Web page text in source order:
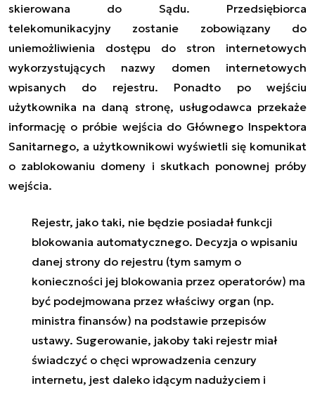
skierowana do Sądu. Przedsiębiorca
telekomunikacyjny zostanie zobowiązany do
uniemożliwienia dostępu do stron internetowych
wykorzystujących nazwy domen internetowych
wpisanych do rejestru. Ponadto po wejściu
użytkownika na daną stronę, usługodawca przekaże
informację o próbie wejścia do Głównego Inspektora
Sanitarnego, a użytkownikowi wyświetli się komunikat
o zablokowaniu domeny i skutkach ponownej próby
wejścia.
Rejestr, jako taki, nie będzie posiadał funkcji
blokowania automatycznego. Decyzja o wpisaniu
danej strony do rejestru (tym samym o
konieczności jej blokowania przez operatorów) ma
być podejmowana przez właściwy organ (np.
ministra finansów) na podstawie przepisów
ustawy. Sugerowanie, jakoby taki rejestr miał
świadczyć o chęci wprowadzenia cenzury
internetu, jest daleko idącym nadużyciem i